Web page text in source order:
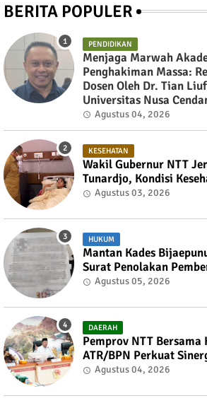
BERITA POPULER
PENDIDIKAN
Menjaga Marwah
Penghakiman Massa:
Dosen Oleh Dr. Tian
Universitas Nusa
Agustus 04, 2026
KESEHATAN
Wakil Gubernur NTT
Tunardjo, Kondisi
Membaik
Agustus 03, 2026
HUKUM
Mantan Kades
Surat Penolakan
kepada Bupati TTS
Agustus 05, 2026
DAERAH
Pemprov NTT Bersama
ATR/BPN Perkuat
Pertanahan dan Tata
Agustus 04, 2026